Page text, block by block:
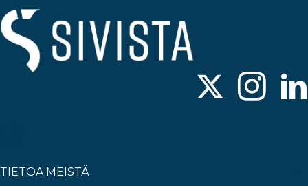
TIETOA MEISTÄ